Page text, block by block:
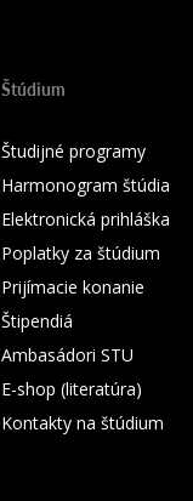
Štúdium
Študijné programy
Harmonogram štúdia
Elektronická prihláška
Poplatky za štúdium
Prijímacie konanie
Štipendiá
Ambasádori STU
E-shop (literatúra)
Kontakty na štúdium